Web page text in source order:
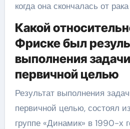
когда она скончалась от
Какой
Фриске был
выполнения
первичной целью
Результат выполнения
первичной целью, состоял
группе «Динамик» в 1990-х